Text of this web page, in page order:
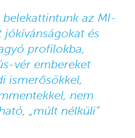
belekattintunk az MI-
jókívánságokat és
profilokba,
vér embereket
ismerősökkel,
nem
„múlt nélküli”